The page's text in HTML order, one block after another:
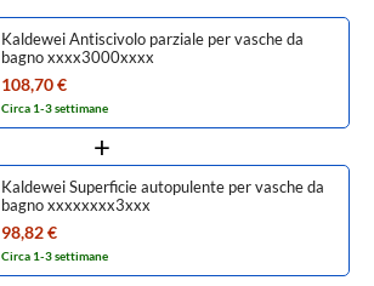
Kaldewei Antiscivolo parziale per vasche da
bagno xxxx3000xxxx
108,70 €
Circa 1-3 settimane
Kaldewei Superficie autopulente per vasche da
bagno xxxxxxxx3xxx
98,82 €
Circa 1-3 settimane